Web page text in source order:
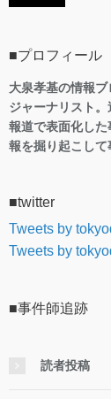
■プロフィール
大泉孝基の情報ブ
ジャーナリスト。
報道で表面化し
報を掘り起こし
■twitter
Tweets by
Tweets by
■事件師追跡
読者投稿